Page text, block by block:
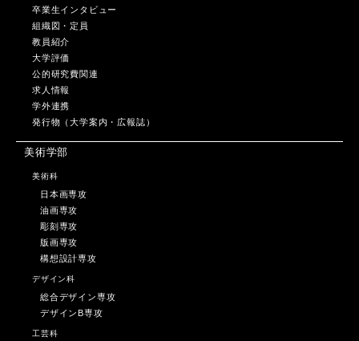
卒業生インタビュー
組織図・定員
教員紹介
大学評価
公的研究費関連
求人情報
学外連携
発行物（大学案内・広報誌）
美術学部
美術科
日本画専攻
油画専攻
彫刻専攻
版画専攻
構想設計専攻
デザイン科
総合デザイン専攻
デザインB専攻
工芸科